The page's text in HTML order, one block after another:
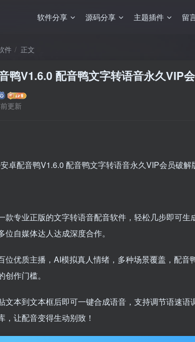
软件分享 源码分享 主题插件 留
件 正文
鸭V1.6.0 配音鸭文字转语音永久VIP
更新
款专业正版的文字转语音配音软件，轻松几步即可
位自媒体达人达成深度合作。
位优质主播，AI模拟真人情绪，多种场景覆盖，配
创作门槛。
文本到文本框后即可一键合成语音，支持调节语速
，让配音变得生动别致！